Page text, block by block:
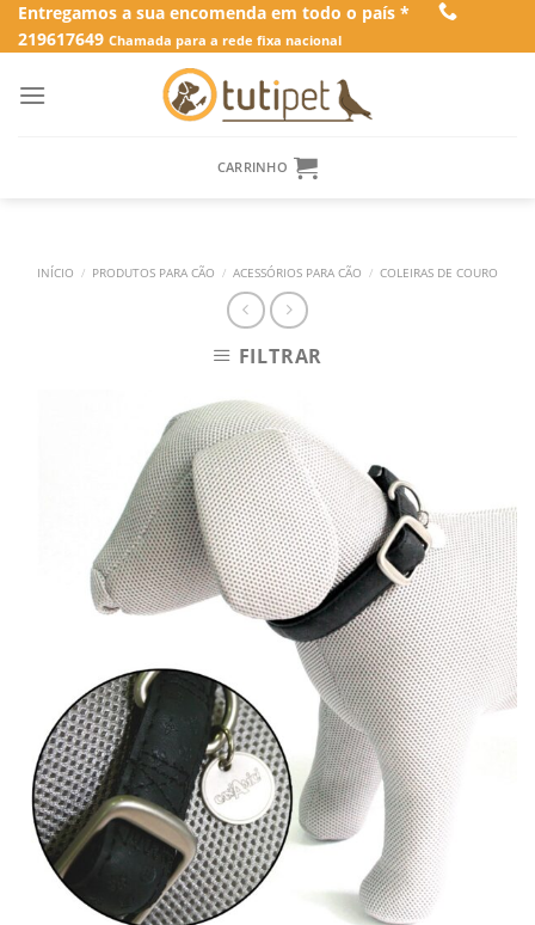
SkipEntregamos a sua encomenda em todo o país *
219617649 Chamada para a rede fixa nacional
CARRINHO
INÍCIO / PRODUTOS PARA CÃO / ACESSÓRIOS PARA CÃO / COLEIRAS DE COURO
FILTRAR